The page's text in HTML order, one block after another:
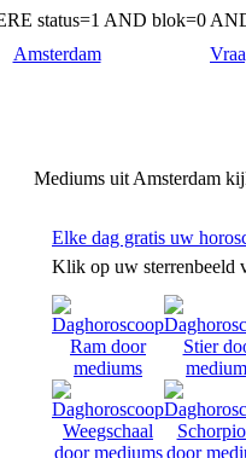
status=1 AND blok=0
Amsterdam
Mediums uit Amsterdam
Elke dag gratis uw
Klik op uw sterrenbeeld